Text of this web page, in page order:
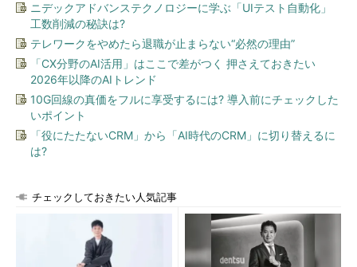
ニデックアドバンステクノロジーに学ぶ「UIテスト自動化」
工数削減の秘訣は?
テレワークをやめたら退職が止まらない“必然の理由”
「CX分野のAI活用」はここで差がつく 押さえておきたい
2026年以降のAIトレンド
10G回線の真価をフルに享受するには? 導入前にチェックした
いポイント
「役にたたないCRM」から「AI時代のCRM」に切り替えるに
は?
チェックしておきたい人気記事